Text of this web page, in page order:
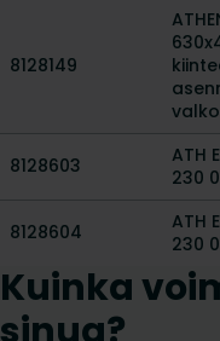
8128149
8128603
ATH
230
8128604
ATH
230
Kuinka